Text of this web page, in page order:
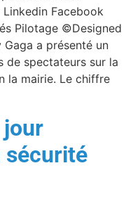
Facebook
Pilotage ©Designed
a présenté un
de spectateurs sur la
la mairie. Le chiffre
jour
sécurité